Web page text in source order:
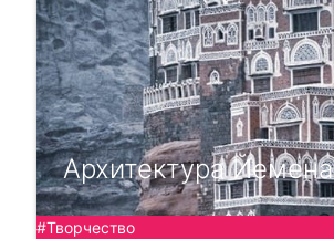
Архитектура Йемена
#Творчество